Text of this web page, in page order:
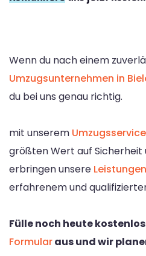
Wenn du nach einem
Umzugsunternehmen in
du bei uns genau richtig.
mit unserem
größten Wert auf Sicherheit
erbringen unsere Leistungen
erfahrenem und
Fülle noch heute
Formularaus und wir